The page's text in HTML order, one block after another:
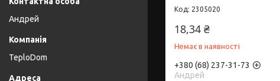
2305020
18,34 ₴
Немає в наявності
+380 (68) 237-31-73
Андрей
Андрей
TeploDom